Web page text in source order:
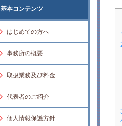
基本コンテンツ
はじめての方へ
事務所の概要
取扱業務及び料金
代表者のご紹介
個人情報保護方針